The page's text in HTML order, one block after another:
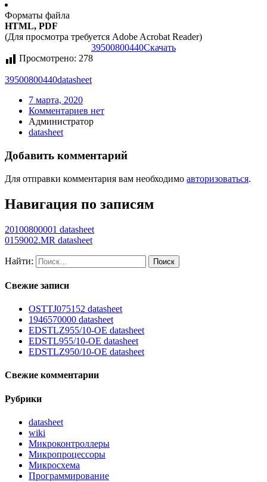
Форматы файла
HTML, PDF
(Для просмотра требуется Adobe Acrobat Reader)
39500800440Скачать
Просмотрено: 278
39500800440datasheet
7 марта, 2020
Комментариев нет
Администратор
datasheet
Добавить комментарий
Для отправки комментария вам необходимо авторизоваться.
Навигация по записям
20100800001 datasheet
0159002.MR datasheet
Найти:
Свежие записи
OSTTJ075152 datasheet
1946570000 datasheet
EDSTLZ955/10-OE datasheet
EDSTL955/10-OE datasheet
EDSTLZ950/10-OE datasheet
Свежие комментарии
Рубрики
datasheet
wiki
Микроконтроллеры
Микропроцессоры
Микросхема
Программирование